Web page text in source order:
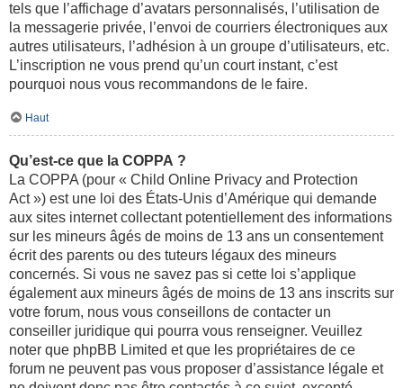
tels que l’affichage d’avatars personnalisés, l’utilisation de
la messagerie privée, l’envoi de courriers électroniques aux
autres utilisateurs, l’adhésion à un groupe d’utilisateurs, etc.
L’inscription ne vous prend qu’un court instant, c’est
pourquoi nous vous recommandons de le faire.
Haut
Qu’est-ce que la COPPA ?
La COPPA (pour « Child Online Privacy and Protection
Act ») est une loi des États-Unis d’Amérique qui demande
aux sites internet collectant potentiellement des informations
sur les mineurs âgés de moins de 13 ans un consentement
écrit des parents ou des tuteurs légaux des mineurs
concernés. Si vous ne savez pas si cette loi s’applique
également aux mineurs âgés de moins de 13 ans inscrits sur
votre forum, nous vous conseillons de contacter un
conseiller juridique qui pourra vous renseigner. Veuillez
noter que phpBB Limited et que les propriétaires de ce
forum ne peuvent pas vous proposer d’assistance légale et